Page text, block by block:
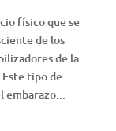
físico que se
de los
de la
tipo de
embarazo...